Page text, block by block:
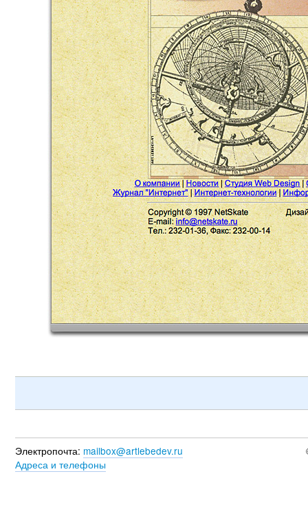
Электропочта: mailbox@artlebedev.ru
Адреса и телефоны